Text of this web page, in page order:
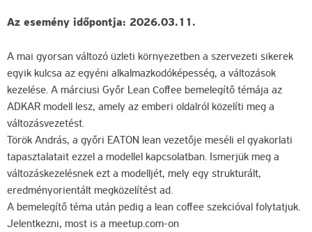
Az esemény időpontja: 2026.03.11.
A mai gyorsan változó üzleti környezetben a szervezeti sikerek
egyik kulcsa az egyéni alkalmazkodóképesség, a változások
kezelése. A márciusi Győr Lean Coffee bemelegítő témája az
ADKAR modell lesz, amely az emberi oldalról közelíti meg a
változásvezetést.
Török András, a győri EATON lean vezetője meséli el gyakorlati
tapasztalatait ezzel a modellel kapcsolatban. Ismerjük meg a
változáskezelésnek ezt a modelljét, mely egy strukturált,
eredményorientált megközelítést ad.
A bemelegítő téma után pedig a lean coffee szekcióval folytatjuk.
Jelentkezni, most is a meetup.com-on